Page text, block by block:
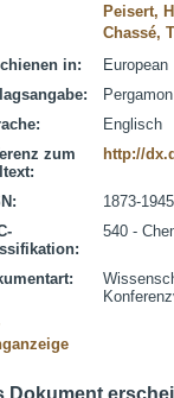
Peisert,
Chassé,
in:
Englisch
zum
http://
1873-1945
540 -
Dokument